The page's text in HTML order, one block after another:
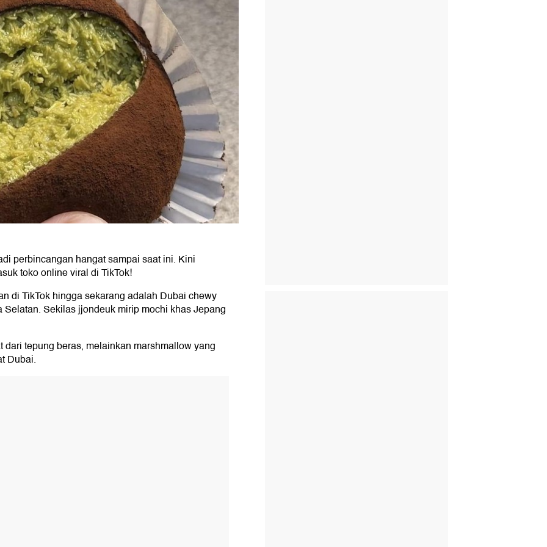
perbincangan hangat sampai saat ini. Kini
toko online viral di TikTok!
di TikTok hingga sekarang adalah Dubai chewy
Sekilas jjondeuk mirip mochi khas Jepang
tepung beras, melainkan marshmallow yang
Dubai.